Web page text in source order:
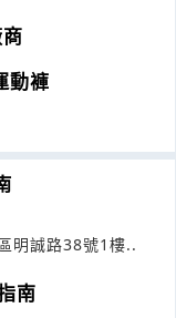
動褲
明誠路38號1樓..
南